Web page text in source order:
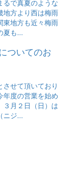
るで真夏のような
地方より西は梅雨
東地方も近々梅雨
夏も...
ついてのお
させて頂いており
年度の営業を始め
３月２日（日）は
ニジ...